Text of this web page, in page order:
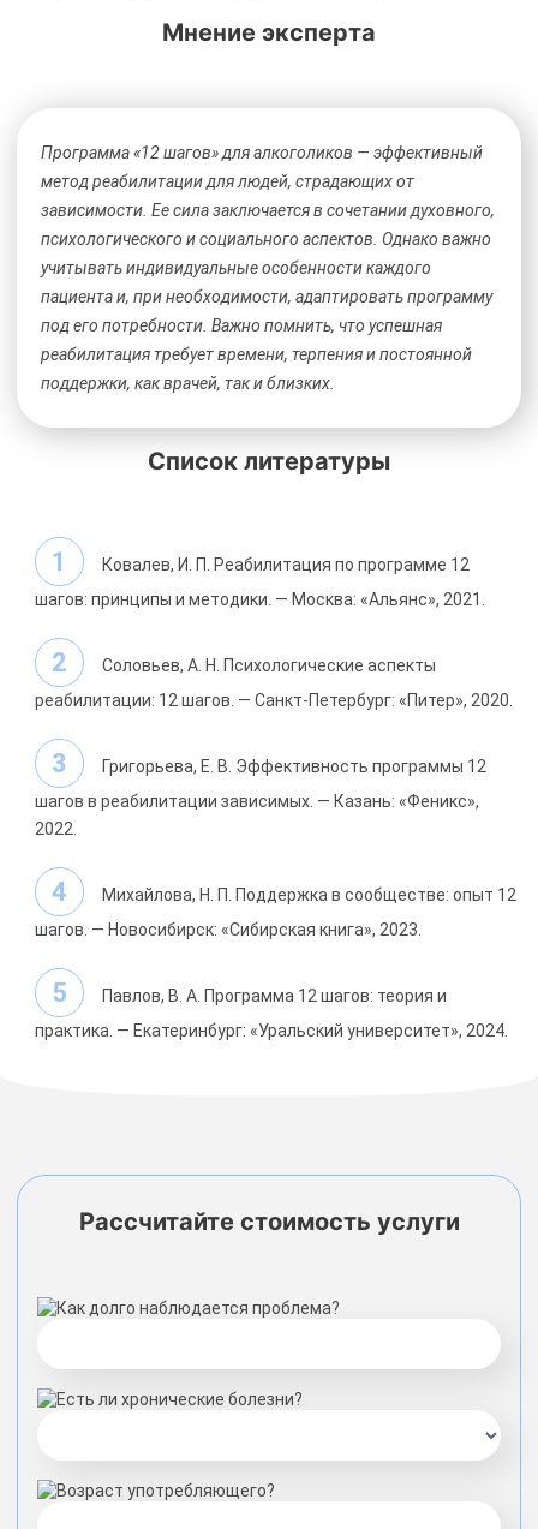
Мнение эксперта
Программа «12 шагов» для алкоголиков — эффективный
метод реабилитации для людей, страдающих от
зависимости. Ее сила заключается в сочетании духовного,
психологического и социального аспектов. Однако важно
учитывать индивидуальные особенности каждого
пациента и, при необходимости, адаптировать программу
под его потребности. Важно помнить, что успешная
реабилитация требует времени, терпения и постоянной
поддержки, как врачей, так и близких.
Список литературы
Ковалев, И. П. Реабилитация по программе 12
шагов: принципы и методики. — Москва: «Альянс», 2021.
Соловьев, А. Н. Психологические аспекты
реабилитации: 12 шагов. — Санкт-Петербург: «Питер», 2020.
Григорьева, Е. В. Эффективность программы 12
шагов в реабилитации зависимых. — Казань: «Феникс»,
2022.
Михайлова, Н. П. Поддержка в сообществе: опыт 12
шагов. — Новосибирск: «Сибирская книга», 2023.
Павлов, В. А. Программа 12 шагов: теория и
практика. — Екатеринбург: «Уральский университет», 2024.
Рассчитайте стоимость услуги
Как долго наблюдается проблема?
Есть ли хронические болезни?
Возраст употребляющего?